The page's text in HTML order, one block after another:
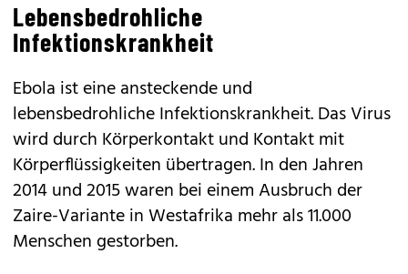
Lebensbedrohliche
Infektionskrankheit
Ebola ist eine ansteckende und
lebensbedrohliche Infektionskrankheit. Das Virus
wird durch Körperkontakt und Kontakt mit
Körperflüssigkeiten übertragen. In den Jahren
2014 und 2015 waren bei einem Ausbruch der
Zaire-Variante in Westafrika mehr als 11.000
Menschen gestorben.